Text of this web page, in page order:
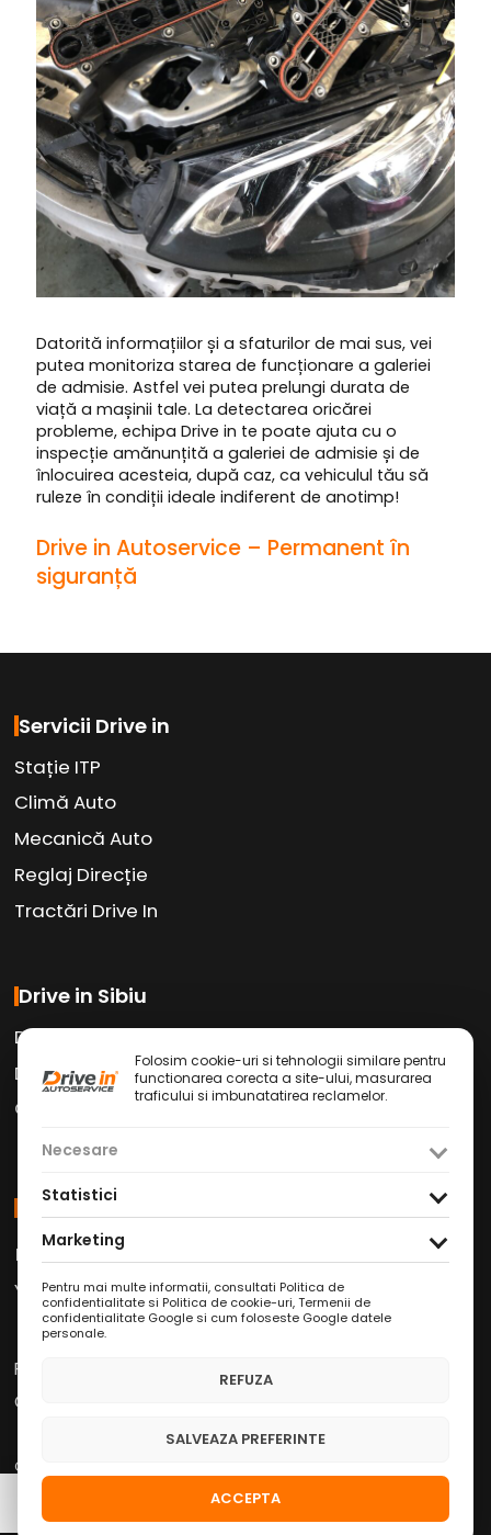
Datorită informațiilor și a sfaturilor de mai sus, vei
putea monitoriza starea de funcționare a galeriei
de admisie. Astfel vei putea prelungi durata de
viață a mașinii tale. La detectarea oricărei
probleme, echipa Drive in te poate ajuta cu o
inspecție amănunțită a galeriei de admisie și de
înlocuirea acesteia, după caz, ca vehiculul tău să
ruleze în condiții ideale indiferent de anotimp!
Drive in Autoservice – Permanent în
siguranță
Servicii Drive in
Stație ITP
Climă Auto
Mecanică Auto
Reglaj Direcție
Tractări Drive In
Drive in Sibiu
Drive in Car Wash
Drive in Cafe
Contact
Social Media
Facebook Instagram
Youtube/WhatsApp/LinkedIn
Politica de Confidențialitate
Condiții Service Auto
Copyright © 2026 Drive in Autoservice
Folosim cookie-uri si tehnologii similare pentru
functionarea corecta a site-ului, masurarea
traficului si imbunatatirea reclamelor.
Necesare
Statistici
Marketing
Pentru mai multe informatii, consultati Politica de
confidentialitate si Politica de cookie-uri,Termenii de
confidentialitate Google si cum foloseste Google datele
personale.
REFUZA
SALVEAZA PREFERINTE
ACCEPTA